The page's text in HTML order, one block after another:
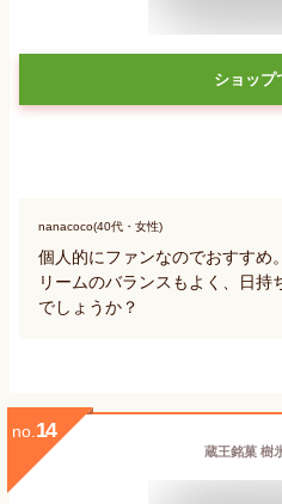
ショップ
nanacoco(40代・女性)
個人的にファンなのでおすすめ
リームのバランスもよく、日
でしょうか？
no. 14
蔵王銘菓 樹